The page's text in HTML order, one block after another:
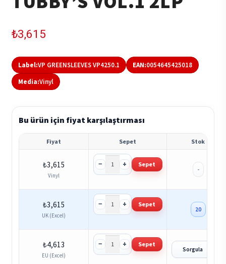
₺3,615
Label:VP GREENSLEEVES VP4250.1 EAN:0054645425018
Media:Vinyl
Bu ürün için fiyat karşılaştırması
Fiyat Sepet Stok
₺3,615
Vinyl
− + Sepet
-
₺3,615
UK (Excel)
− + Sepet
20
₺4,613
EU (Excel)
− + Sepet
Sorgula